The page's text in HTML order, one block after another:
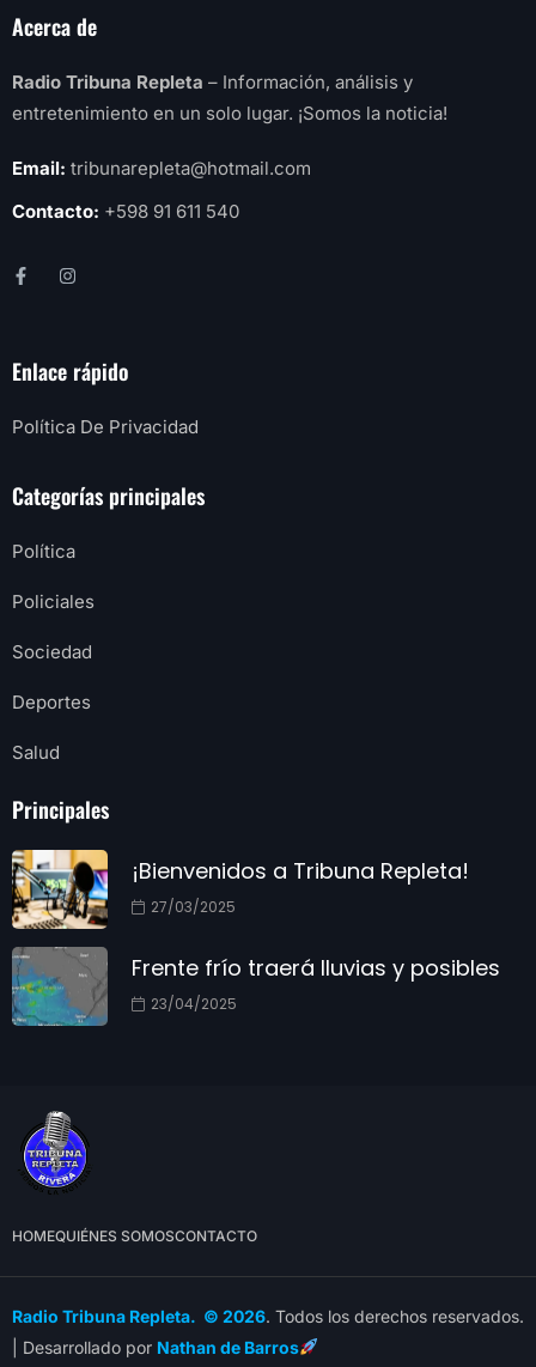
Acerca de
Radio Tribuna Repleta – Información, análisis y
entretenimiento en un solo lugar. ¡Somos la noticia!
Email: tribunarepleta@hotmail.com
Contacto: +598 91 611 540
Enlace rápido
Política De Privacidad
Categorías principales
Política
Policiales
Sociedad
Deportes
Salud
Principales
¡Bienvenidos a Tribuna Repleta!
27/03/2025
Frente frío traerá lluvias y posibles
23/04/2025
HOMEQUIÉNES SOMOSCONTACTO
Radio Tribuna Repleta. © 2026. Todos los derechos reservados.
| Desarrollado por Nathan de Barros